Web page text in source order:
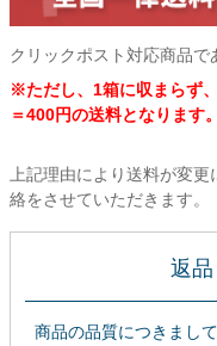
クリックポスト対応商品で
※ただし、1箱に収まらず
＝400円の送料となります。
上記理由により送料が変更
絡をさせていただきます。
返
商品の品質につきまし